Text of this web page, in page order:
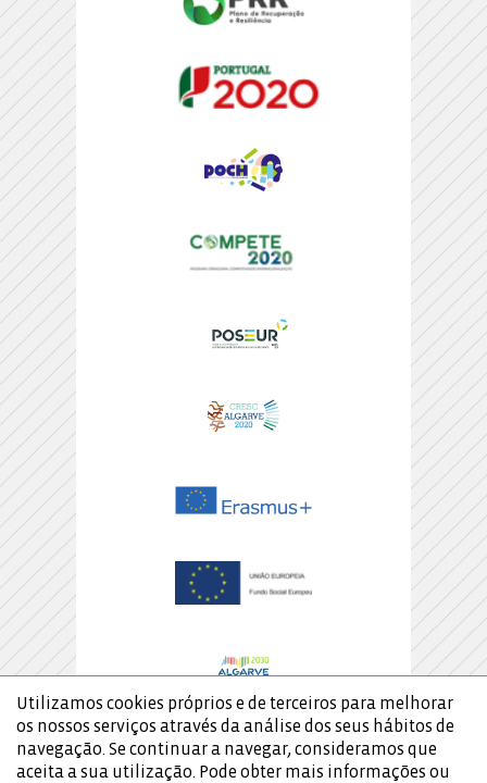
Utilizamos cookies próprios e de terceiros para melhorar
os nossos serviços através da análise dos seus hábitos de
navegação. Se continuar a navegar, consideramos que
aceita a sua utilização. Pode obter mais informações ou